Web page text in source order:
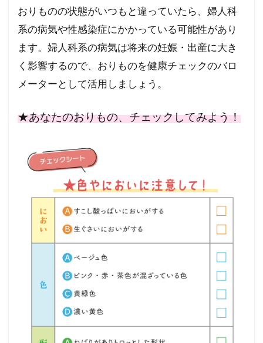
おりものの状態がいつもと違っていたら、婦人科
系の病気や性感染症にかかっている可能性があり
ます。婦人科系の病気は将来の妊娠・出産に大き
く影響するので、おりものを健康チェックのバロ
メーターとして活用しましょう。
★あなたのおりもの、チェックしてみよう！
かもい女性総合クリニック 院長
うめだファティリティークリニック
いけした女性クリニック銀座
アイレディースクリニック新横浜
LUNA骨盤底トータルサポートクリニック
FMC東京クリニック
ジェネラルクリニック福岡
井上レディースクリニック
みずほ女性クリニック
二田哲博クリニック
三楽病院産婦人科
ワキタ産婦人科
よう子レディースクリニック
やすこレディースクリニック